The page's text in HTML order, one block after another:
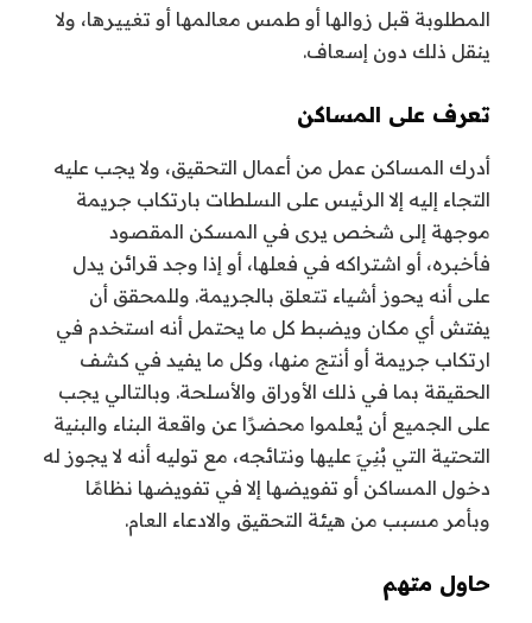
المطلوبة قبل زوالها أو طمس معالمها أو تغييرها، ولا
ينقل ذلك دون إسعاف.
تعرف على المساكن
أدرك المساكن عمل من أعمال التحقيق، ولا يجب عليه
التجاء إليه إلا الرئيس على السلطات بارتكاب جريمة
موجهة إلى شخص يرى في المسكن المقصود
فأخبره، أو اشتراكه في فعلها، أو إذا وجد قرائن يدل
على أنه يحوز أشياء تتعلق بالجريمة. وللمحقق أن
يفتش أي مكان ويضبط كل ما يحتمل أنه استخدم في
ارتكاب جريمة أو أنتج منها، وكل ما يفيد في كشف
الحقيقة بما في ذلك الأوراق والأسلحة. وبالتالي يجب
على الجميع أن يُعلموا محضرًا عن واقعة البناء والبنية
التحتية التي بُنِيَ عليها ونتائجه، مع توليه أنه لا يجوز له
دخول المساكن أو تفويضها إلا في تفويضها نظامًا
وبأمر مسبب من هيئة التحقيق والادعاء العام.
حاول متهم